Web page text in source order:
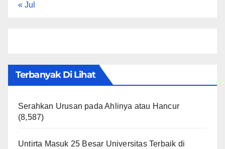
« Jul
Terbanyak Di Lihat
Serahkan Urusan pada Ahlinya atau Hancur
(8,587)
Untirta Masuk 25 Besar Universitas Terbaik di